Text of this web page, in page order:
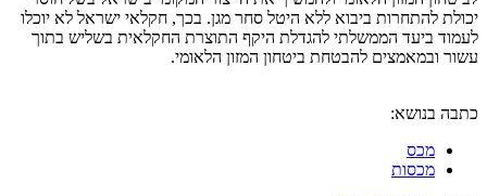
להתחרות ביבוא ללא היטל סחר מגן. בכך, חקלאי ישראל לא יוכלו
ביעד הממשלתי להגדלת היקף התוצרת החקלאית בשליש בתוך
להבטחת ביטחון המזון הלאומי.
מכסות